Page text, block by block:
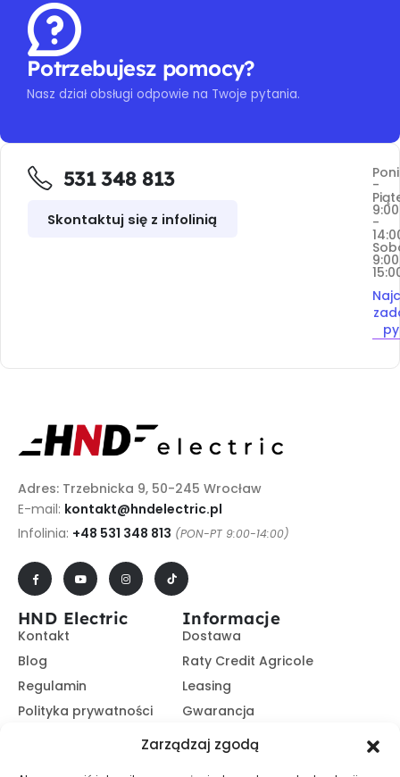
Zarządzaj zgodą
Potrzebujesz pomocy?
Nasz dział obsługi odpowie na Twoje pytania.
531 348 813
Skontaktuj się z infolinią
-
9:00
-
Adres: Trzebnicka 9, 50-245 Wrocław
E-mail: kontakt@hndelectric.pl
Infolinia: +48 531 348 813 (PON-PT 9:00-14:00)
HND Electric
Kontakt
Blog
Regulamin
Polityka prywatności
Informacje
Dostawa
Raty Credit Agricole
Leasing
Gwarancja
14 dni na zwrot